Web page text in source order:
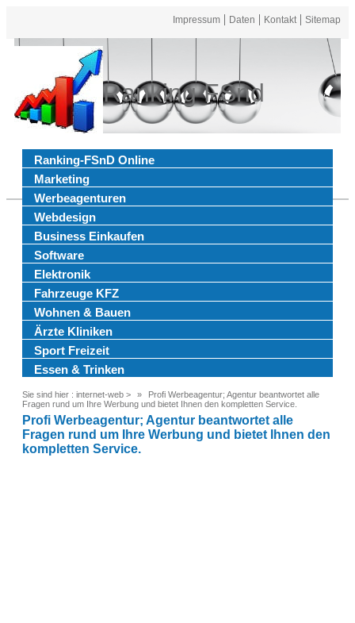
Impressum Daten Kontakt Sitemap
Ranking FSnd
Ranking-FSnD Online
Marketing
Werbeagenturen
Webdesign
Business Einkaufen
Software
Elektronik
Fahrzeuge KFZ
Wohnen & Bauen
Ärzte Kliniken
Sport Freizeit
Essen & Trinken
Sie sind hier : internet-web >
Profi Werbeagentur; Agentur beantwortet alle
Fragen rund um Ihre Werbung und bietet Ihnen den kompletten Service.
Profi Werbeagentur; Agentur beantwortet alle
Fragen rund um Ihre Werbung und bietet Ihnen den
kompletten Service.